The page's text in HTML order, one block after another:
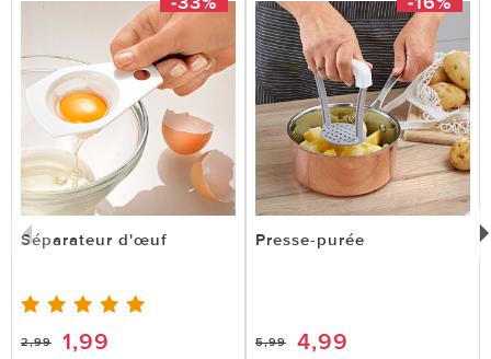
Séparateur d'œuf
2,99 1,99
Presse-purée
5,99 4,99